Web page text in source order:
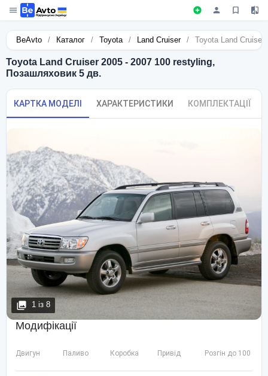
BeAvto / Каталог / Toyota / Land Cruiser / Toyota Land
Toyota Land Cruiser 2005 - 2007 100 restyling,
Позашляховик 5 дв.
КАРТКА МОДЕЛІ ХАРАКТЕРИСТИКИ КОМПЛЕКТАЦІЇ
1 із 8
Модифікації
Двигун Паливо Коробка Привід Розгін до 100 км/